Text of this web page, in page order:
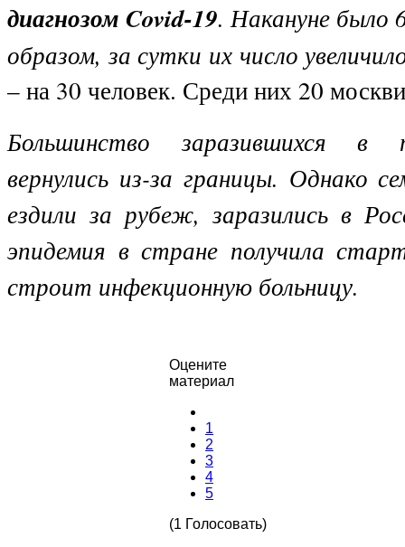
диагнозом Covid-19. Накануне было
образом, за сутки их число
– на 30 человек. Среди них 20
Большинство заразившихся в
вернулись из-за границы. Однако
ездили за рубеж, заразились в
эпидемия в стране получила
строит инфекционную больницу.
Оцените
материал
1
2
3
4
5
(1 Голосовать)